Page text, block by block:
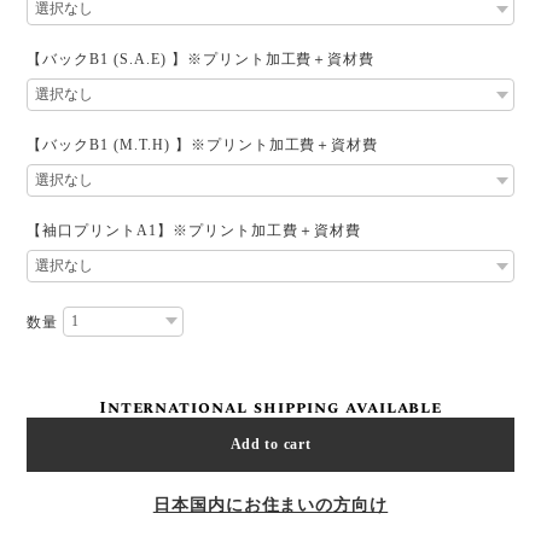
【バックB1 (S.A.E) 】※プリント加工費＋資材費
【バックB1 (M.T.H) 】※プリント加工費＋資材費
【袖口プリントA1】※プリント加工費＋資材費
数量
International shipping available
Add to cart
日本国内にお住まいの方向け